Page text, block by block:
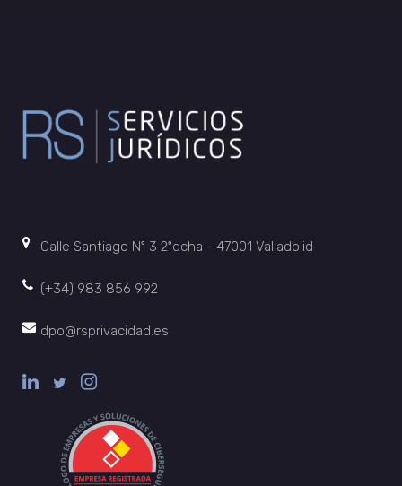
Calle Santiago Nº 3 2ºdcha - 47001 Valladolid
(+34) 983 856 992
dpo@rsprivacidad.es